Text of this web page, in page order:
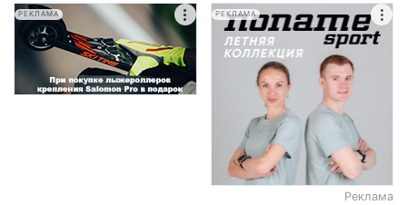
РЕКЛАМА РЕКЛАМА
Реклама